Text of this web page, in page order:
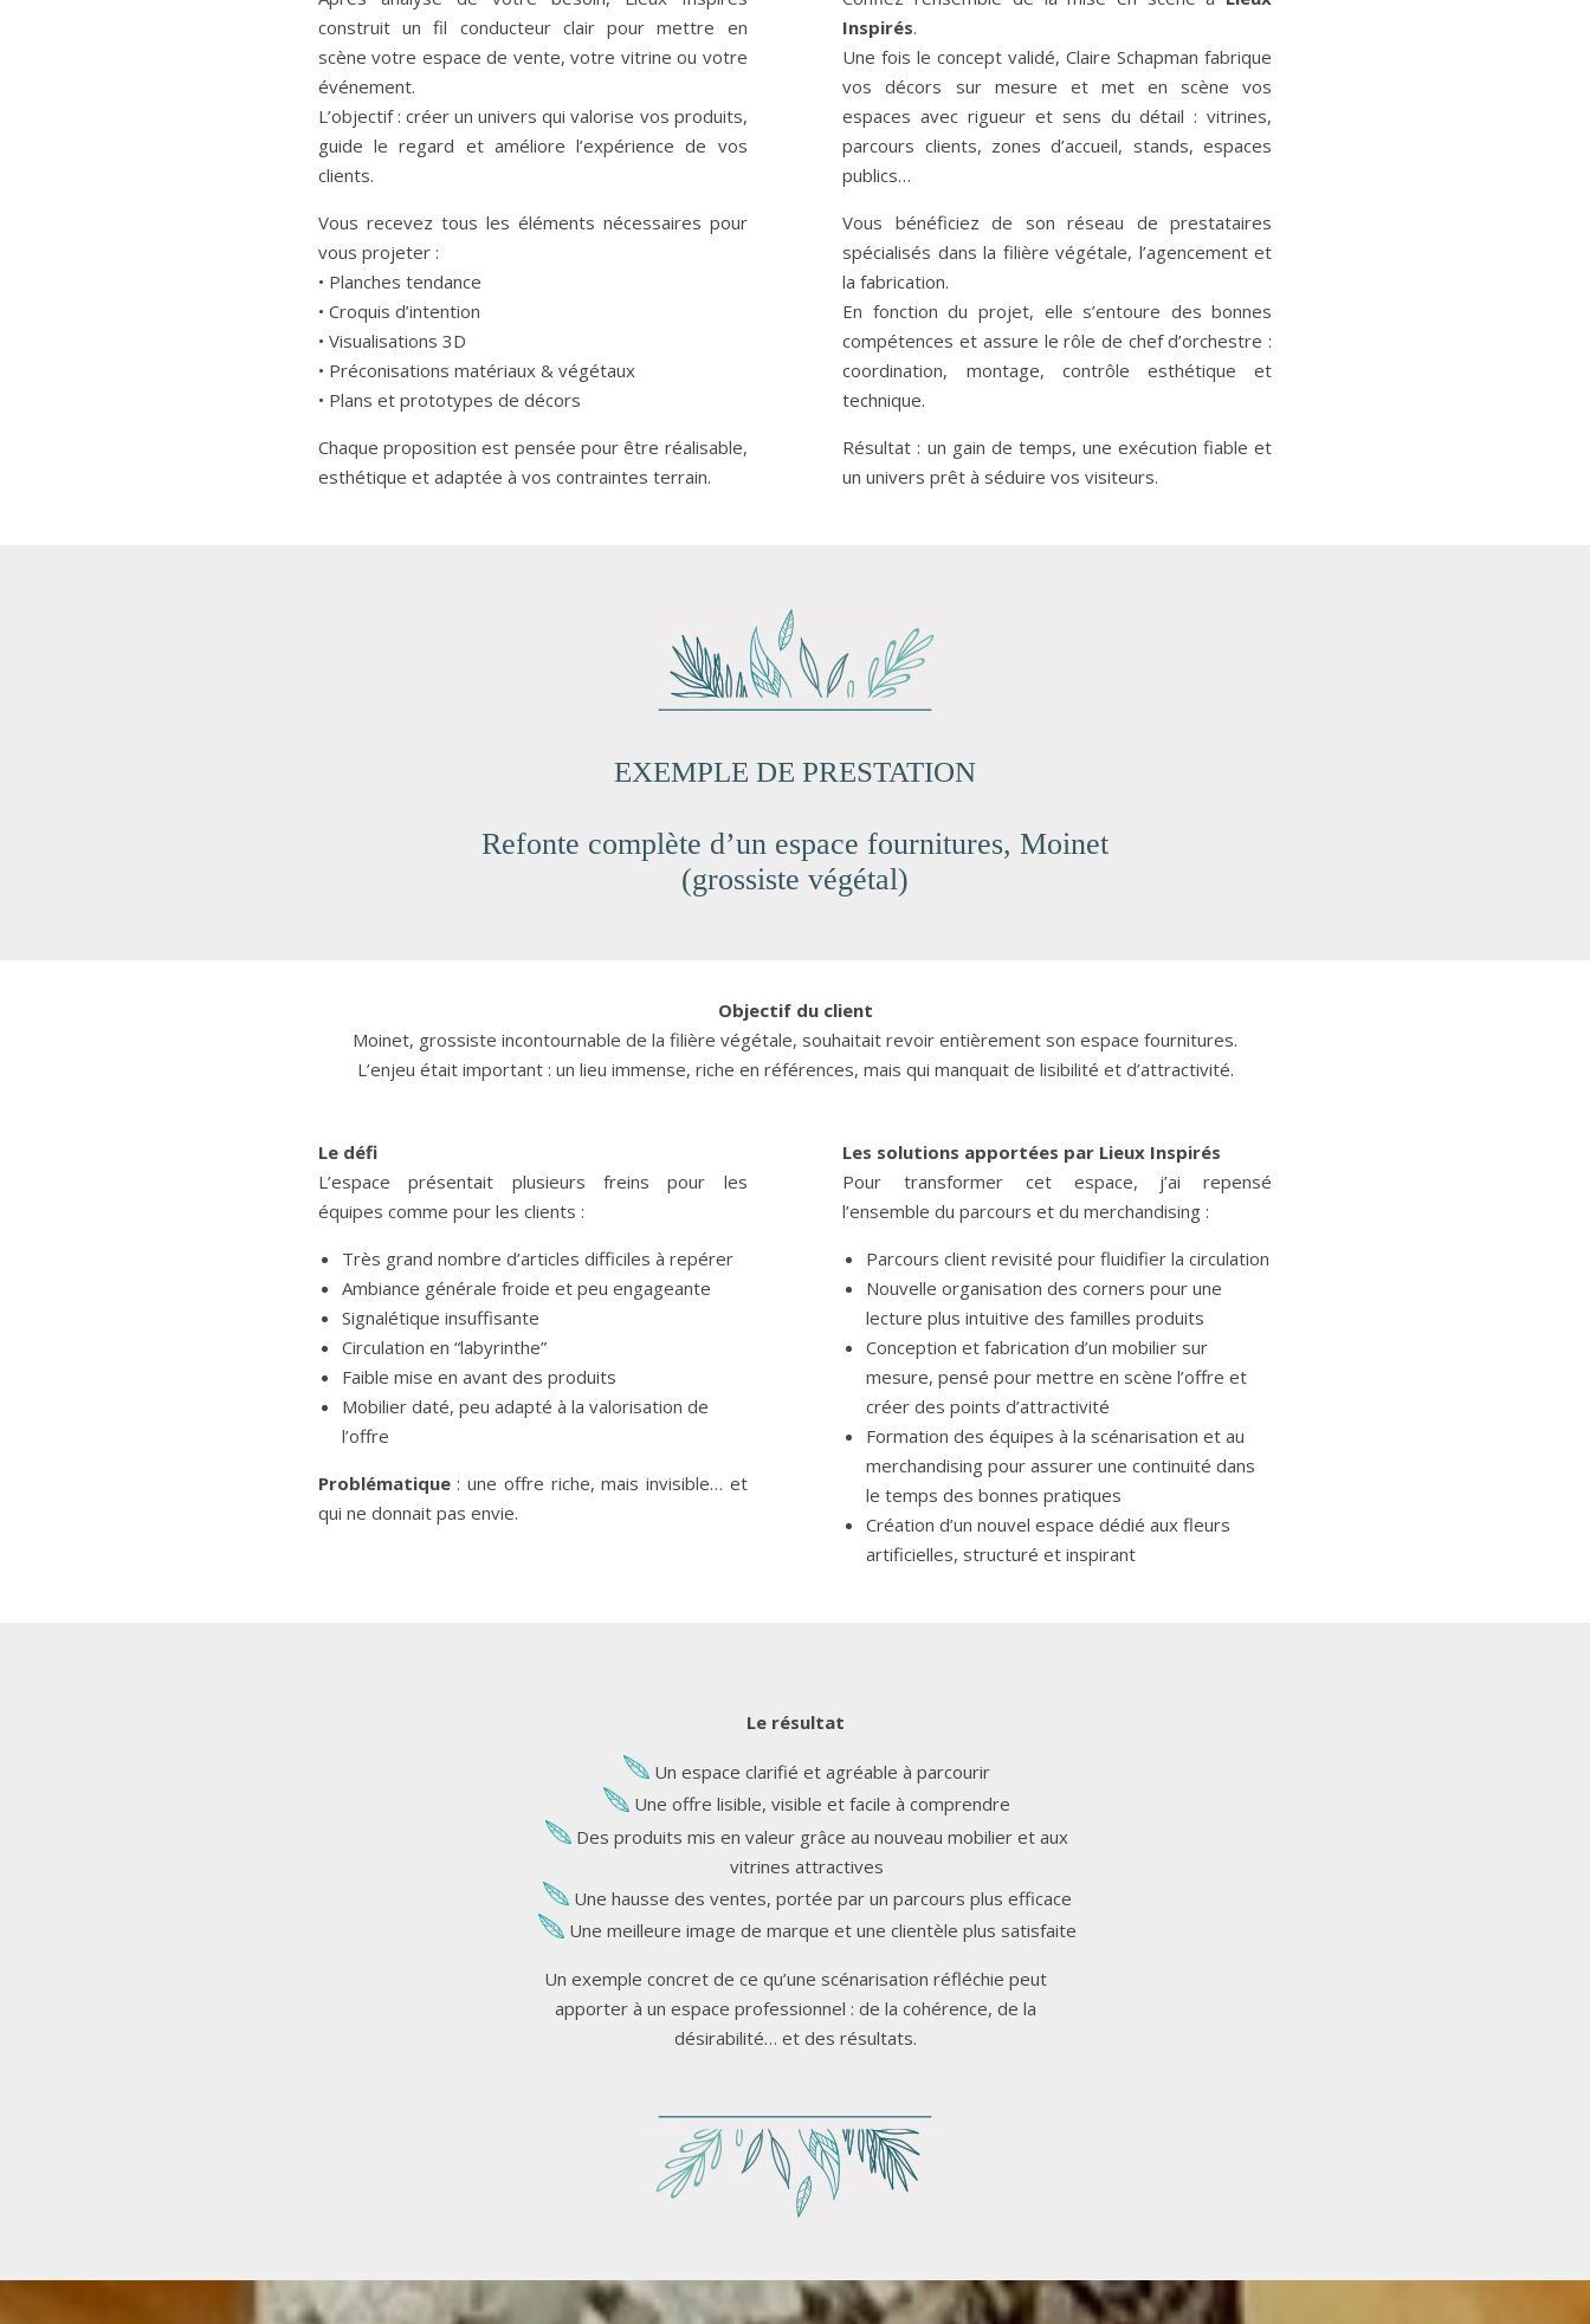
construit unfil conducteur clairpour mettre en
scène votre espace de vente, votre vitrine ou votre
événement.
L’objectif : créer un univers qui valorise vos produits,
guide le regard et améliore l’expérience de vos
clients.
Vous recevez tous les éléments nécessaires pour
vous projeter:
• Planches tendance
• Croquis d’intention
• Visualisations 3D
• Préconisations matériaux & végétaux
• Plans et prototypes de décors
Chaque proposition est pensée pour être réalisable,
esthétique et adaptée à vos contraintes terrain.
Inspirés.
Une fois le concept validé, Claire Schapmanfabrique
vos décors sur mesure et met en scène vos
espaces avec rigueur et sens du détail : vitrines,
parcours clients, zones d’accueil, stands, espaces
publics…
Vous bénéficiez de sonréseau de prestataires
spécialisés dans la filière végétale, l’agencement et
la fabrication.
En fonction du projet, elle s’entoure des bonnes
compétences et assure le rôle de chef d’orchestre :
coordination, montage, contrôle esthétique et
technique.
Résultat : un gain de temps, une exécution fiable et
un univers prêt à séduire vos visiteurs.
EXEMPLE DE PRESTATION
Refonte complète d’un espace fournitures, Moinet
(grossiste végétal)
Objectif du client
Moinet, grossiste incontournable de la filière végétale, souhaitait revoir entièrement son espace fournitures.
L’enjeu était important : un lieu immense, riche en références, mais qui manquait de lisibilité et d’attractivité.
Le défi
L’espace présentait plusieurs freins pour les
équipes comme pour les clients :
Très grand nombre d’articles difficiles à repérer
Ambiance générale froide et peu engageante
Signalétique insuffisante
Circulation en “labyrinthe”
Faible mise en avant des produits
Mobilier daté, peu adapté à la valorisation de
l’offre
Problématique: une offre riche, mais invisible… et
qui ne donnait pas envie.
Les solutions apportées par Lieux Inspirés
Pour transformer cet espace, j’ai repensé
l’ensemble du parcours et du merchandising :
Parcours client revisité pour fluidifier la circulation
Nouvelle organisation des corners pour une
lecture plus intuitive des familles produits
Conception et fabrication d’un mobilier sur
mesure, pensé pour mettre en scène l’offre et
créer des points d’attractivité
Formation des équipes à la scénarisation et au
merchandising pour assurer une continuité dans
le temps des bonnes pratiques
Création d’un nouvel espace dédié aux fleurs
artificielles, structuré et inspirant
Le résultat
Un espace clarifié et agréable à parcourir
Une offre lisible, visible et facile à comprendre
Des produits mis en valeur grâce au nouveau mobilier et aux
vitrines attractives
Une hausse des ventes, portée par un parcours plus efficace
Une meilleure image de marque et une clientèle plus satisfaite
Un exemple concret de ce qu’une scénarisation réfléchie peut
apporter à un espace professionnel : de la cohérence, de la
désirabilité… et des résultats.